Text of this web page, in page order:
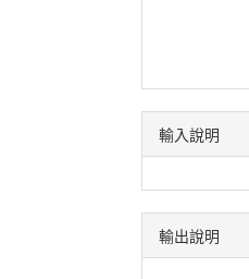
輸入說明
輸出說明